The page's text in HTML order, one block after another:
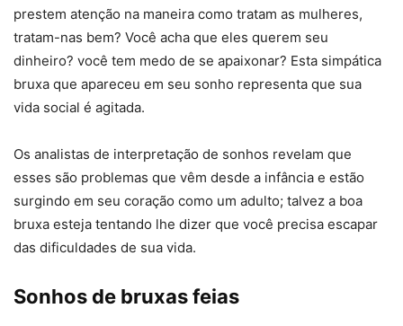
prestem atenção na maneira como tratam as mulheres,
tratam-nas bem? Você acha que eles querem seu
dinheiro? você tem medo de se apaixonar? Esta simpática
bruxa que apareceu em seu sonho representa que sua
vida social é agitada.
Os analistas de interpretação de sonhos revelam que
esses são problemas que vêm desde a infância e estão
surgindo em seu coração como um adulto; talvez a boa
bruxa esteja tentando lhe dizer que você precisa escapar
das dificuldades de sua vida.
Sonhos de bruxas feias